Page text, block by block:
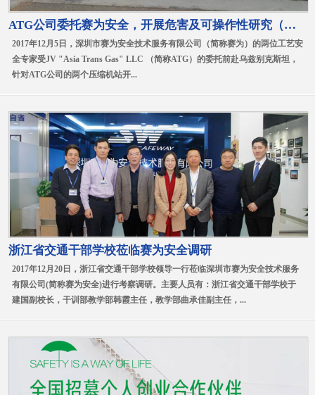
ATG公司委托赛为安全，开展危害及可操作性研究（HAZOP）
2017年12月5日，深圳市赛为安全技术服务有限公司（简称赛为）的两位工艺安
全专家受JV "Asia Trans Gas" LLC （简称ATG）的委托前赴乌兹别克斯坦，
针对ATG公司的两个压缩机站开...
浙江省交通干部学校莅临赛为安全调研
2017年12月20日，浙江省交通干部学校领导一行莅临深圳市赛为安全技术服务
有限公司(简称赛为安全)进行考察调研。主要人员有：浙江省交通干部学校于
建国副校长，干训部教学部韩霞主任，教学部曲承佳副主任，...